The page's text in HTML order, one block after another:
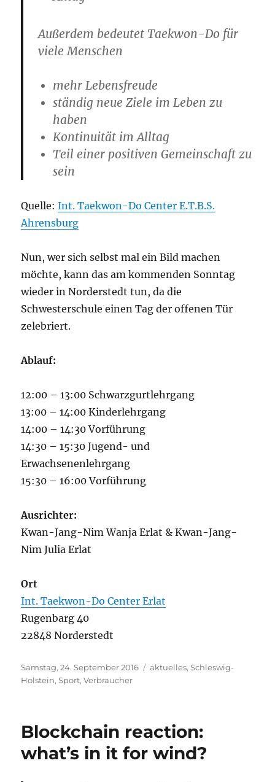
Außerdem bedeutet Taekwon-Do für
viele Menschen
mehr Lebensfreude
ständig neue Ziele im Leben zu
haben
Kontinuität im Alltag
Teil einer positiven Gemeinschaft zu
sein
Quelle:Int. Taekwon-Do Center E.T.B.S.
Ahrensburg
Nun, wer sich selbst mal ein Bild machen
möchte, kann das am kommenden Sonntag
wieder in Norderstedt tun, da die
Schwesterschule einen Tag der offenen Tür
zelebriert.
Ablauf:
12:00 – 13:00 Schwarzgurtlehrgang
13:00 – 14:00 Kinderlehrgang
14:00 – 14:30 Vorführung
14:30 – 15:30 Jugend- und
Erwachsenenlehrgang
15:30 – 16:00 Vorführung
Ausrichter:
Kwan-Jang-Nim Wanja Erlat & Kwan-Jang-
Nim Julia Erlat
Ort
Int. Taekwon-Do Center Erlat
Rugenbarg 40
22848 Norderstedt
Veröffentlicht
am
Samstag, 24. September 2016 Kategorien
aktuelles,Schleswig-
Holstein,Sport,Verbraucher
Blockchain reaction:
what’s in it for wind?